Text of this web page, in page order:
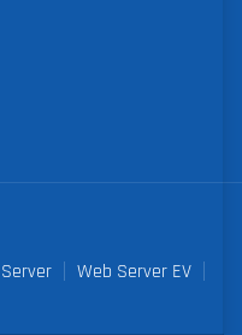
Web Server EV